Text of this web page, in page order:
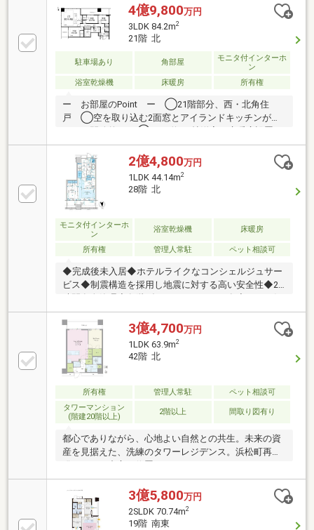
ィング他旧分譲・鹿島建設(株)設計・施工・地上46階
地下2階建のタワーレジデンス・総戸数は389戸・フィ
ットネス施設など、複数の共用施設を設置▼住戸の特
徴・専有面積100.76平米のゆとりある広さ・2LDKの間
取り・西向きの設計■ ご希望の住まい探しをお手伝い
します ━━━━━・・・物件の詳細・ご相談はお気軽
にお問い合わせください。
4億9,800万円
3LDK 84.2m2
21階 北
駐車場あり 角部屋
モニタ付インターホ
ン
浴室乾燥機
床暖房 所有権
ー お部屋のPoint ー ◯21階部分、西・北角住
戸 ◯空を取り込む2面窓とアイランドキッチンが配
◯LDと全洋室は天井高約2.7m ◯全洋室にWIC ◯
トランクルーム専用使用権有ー マンションのPoint
ー ◯2024年11月築 ◯世界貿易センタービルと一
体再開発 ◯制振構造タワーレジデンスー 多彩な共
用部 ※一部有償 ー ○ゲストルーム ○フィットネス
ルーム ○ゴルフラウンジ ○バー ○コミュニケーシ
ョンルーム ○パーティルーム ○ゲストラウンジ ○
カフェラウンジ ○コワーキングスペース他
2億4,800万円
1LDK 44.14m2
28階 北
モニタ付インターホ
ン
浴室乾燥機 床暖房
所有権 管理人常駐 ペット相談可
◆完成後未入居◆ホテルライクなコンシェルジュサー
ビス◆制震構造を採用し地震に対する高い安全性◆24
育可能(2匹まで、細則有り) 【共用施設】・カフェラ
ウンジ ・コワーキングスペース・コンシェルジュサ
ービス ・ダイニングルーム・コミュニケーションラ
ウンジ ・パーティールーム・フィットネスルー
ム ・ゴルフラウンジ・ゲストルーム ・バー・駐車
場:有 48000~56000円/月・自転車置き場:有
400~700円/月・バイク置き場:有 5000~8000円/月・
トランクルーム:有 1500~1800円/月
3億4,700万円
1LDK 63.9m2
42階 北
所有権 管理人常駐
ペット相談可
タワーマンション
(階建20階以上)
2階以上 間取り図有り
都心でありながら、心地よい自然との共生。未来の資
産を見据えた、洗練のタワーレジデンス。浜松町再開
RESIDENCEは、都心の利便性と自然の調和を兼ね備え
たタワーレジデンスです。東京タワービューが広がる
贅沢な眺望と、未入居の最新設備があなたの新しい暮
らしを彩ります。
3億5,800万円
2SLDK 70.74m2
19階 南東